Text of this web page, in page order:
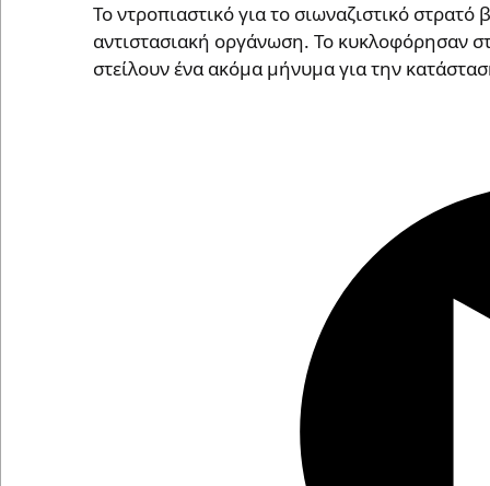
Το ντροπιαστικό για το σιωναζιστικό
αντιστασιακή οργάνωση. Το κυκλοφόρησαν
στείλουν ένα ακόμα μήνυμα για την